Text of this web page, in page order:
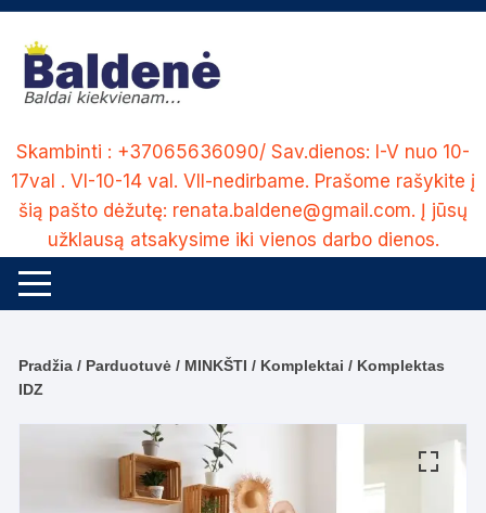
Skip
content
Skambinti : +37065636090/ Sav.dienos: I-V nuo 10-
17val . VI-10-14 val. VII-nedirbame. Prašome rašykite į
šią pašto dėžutę: renata.baldene@gmail.com. Į jūsų
užklausą atsakysime iki vienos darbo dienos.
Pradžia / Parduotuvė / MINKŠTI / Komplektai / Komplektas
IDZ